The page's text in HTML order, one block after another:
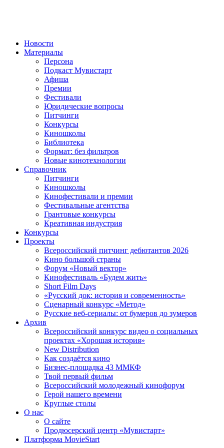
Новости
Материалы
Персона
Подкаст Мувистарт
Афиша
Премии
Фестивали
Юридические вопросы
Питчинги
Конкурсы
Киношколы
Библиотека
Формат: без фильтров
Новые кинотехнологии
Справочник
Питчинги
Киношколы
Кинофестивали и премии
Фестивальные агентства
Грантовые конкурсы
Креативная индустрия
Конкурсы
Проекты
Всероссийский питчинг дебютантов 2026
Кино большой страны
Форум «Новый вектор»
Кинофестиваль «Будем жить»
Short Film Days
«Русский док: история и современность»
Сценарный конкурс «Метод»
Русские веб-сериалы: от бумеров до зумеров
Архив
Всероссийский конкурс видео о социальных
проектах «Хорошая история»
New Distribution
Как создаётся кино
Бизнес-площадка 43 ММКФ
Твой первый фильм
Всероссийский молодежный кинофорум
Герой нашего времени
Круглые столы
О нас
О сайте
Продюсерский центр «Мувистарт»
Платформа MovieStart